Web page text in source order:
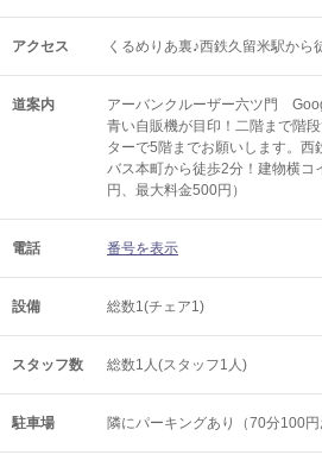
アクセス くるめりあ裏♪西鉄久留米駅か
道案内
アーバンクルーザー六ツ門
青い自販機が目印！二階まで階
ターで5階までお願いします。
バス本町から徒歩2分！建物横
円、最大料金500円）
電話 番号を表示
設備 総数1(チェア1)
スタッフ数 総数1人(スタッフ1人)
駐車場 隣にパーキングあり（70分100